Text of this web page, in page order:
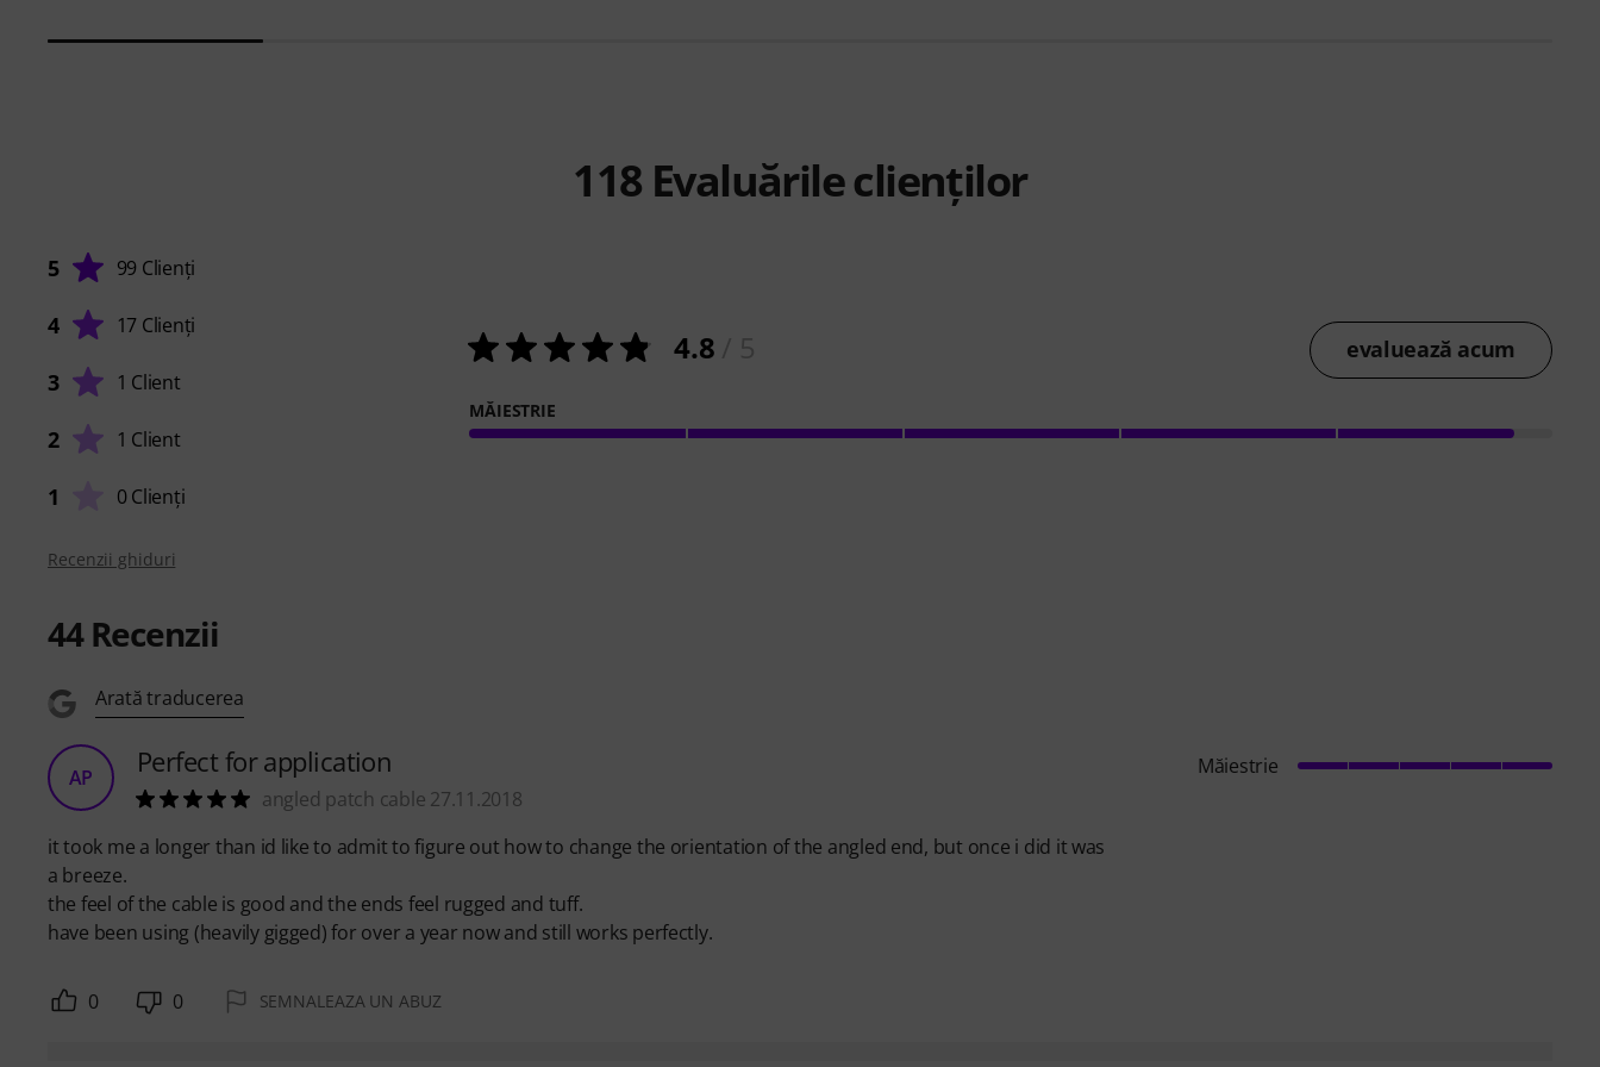
118 Evaluările clienților
5 99 Clienți
4 17 Clienți
3 1 Client
2 1 Client
1 0 Clienți
4.8 evaluează acum
MĂIESTRIE
Recenzii ghiduri
44Recenzii
Arată traducerea
AP Perfect for application
angled patch cable 27.11.2018
it took me a longer than id like to admit to figure out how to change the orientation of the angled end, but once i did it was
a breeze.
the feel of the cable is good and the ends feel rugged and tuff.
have been using (heavily gigged) for over a year now and still works perfectly.
Măiestrie
0 0 SEMNALEAZA UN ABUZ